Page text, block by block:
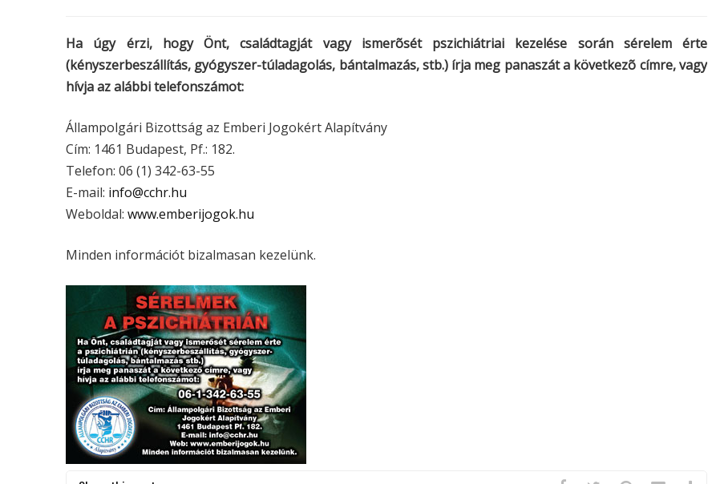
Ha úgy érzi, hogy Önt, családtagját vagy ismerõsét pszichiátriai kezelése során sérelem érte
(kényszerbeszállítás, gyógyszer-túladagolás, bántalmazás, stb.) írja meg panaszát a következõ címre, vagy
hívja az alábbi telefonszámot:
Állampolgári Bizottság az Emberi Jogokért Alapítvány
Cím: 1461 Budapest, Pf.: 182.
Telefon: 06 (1) 342-63-55
E-mail: info@cchr.hu
Weboldal: www.emberijogok.hu
Minden információt bizalmasan kezelünk.